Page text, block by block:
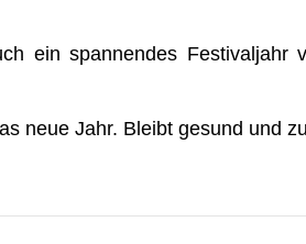
ein spannendes Festivaljahr
neue Jahr. Bleibt gesund und